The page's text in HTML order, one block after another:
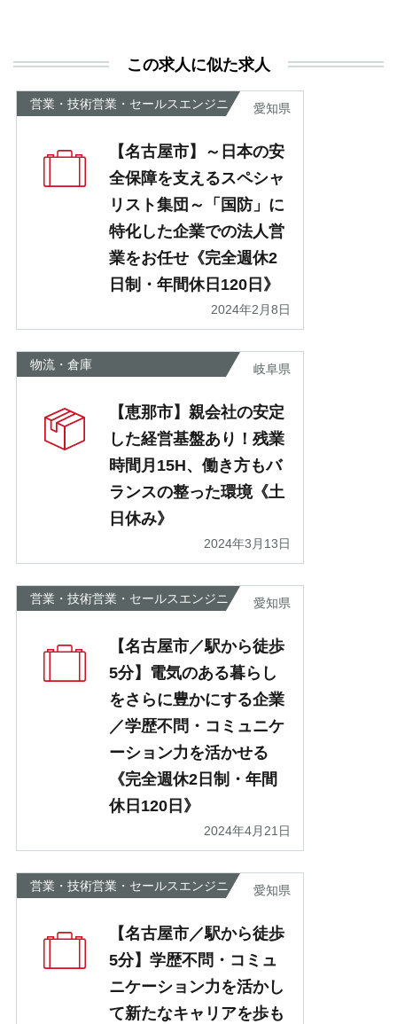
が
この求人に似た求人
営業・技術営業・セールスエンジニ
愛知県
【名古屋市】～日本の安
全保障を支えるスペシャ
リスト集団～「国防」に
特化した企業での法人営
業をお任せ《完全週休2
日制・年間休日120日》
2024年2月8日
物流・倉庫 岐阜県
【恵那市】親会社の安定
した経営基盤あり！残業
時間月15H、働き方もバ
ランスの整った環境《土
日休み》
2024年3月13日
営業・技術営業・セールスエンジニ
愛知県
【名古屋市／駅から徒歩
5分】電気のある暮らし
をさらに豊かにする企業
／学歴不問・コミュニケ
ーション力を活かせる
《完全週休2日制・年間
休日120日》
2024年4月21日
営業・技術営業・セールスエンジニ
愛知県
【名古屋市／駅から徒歩
5分】学歴不問・コミュ
ニケーション力を活かし
て新たなキャリアを歩も